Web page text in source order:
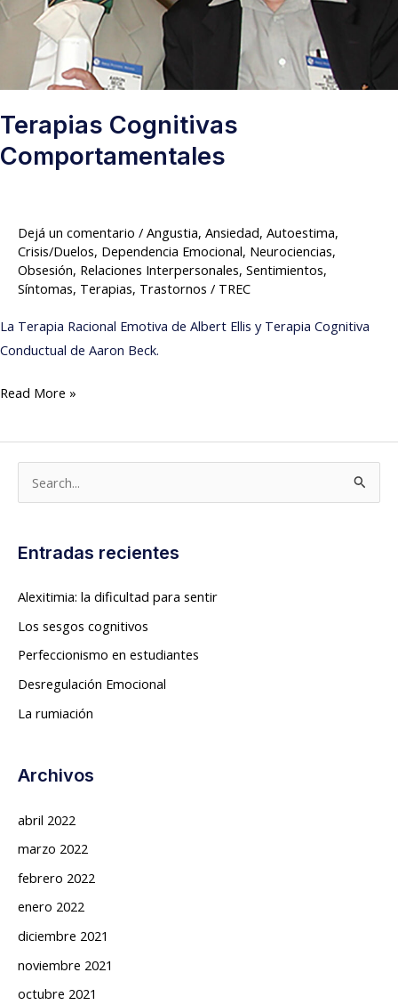
Terapias Cognitivas
Comportamentales
Dejá un comentario / Angustia, Ansiedad, Autoestima,
Crisis/Duelos, Dependencia Emocional, Neurociencias,
Obsesión, Relaciones Interpersonales, Sentimientos,
Síntomas, Terapias, Trastornos / TREC
La Terapia Racional Emotiva de Albert Ellis y Terapia Cognitiva
Conductual de Aaron Beck.
Read More »
c
a
r
:
Entradas recientes
Alexitimia: la dificultad para sentir
Los sesgos cognitivos
Perfeccionismo en estudiantes
Desregulación Emocional
La rumiación
Archivos
abril 2022
marzo 2022
febrero 2022
enero 2022
diciembre 2021
noviembre 2021
octubre 2021